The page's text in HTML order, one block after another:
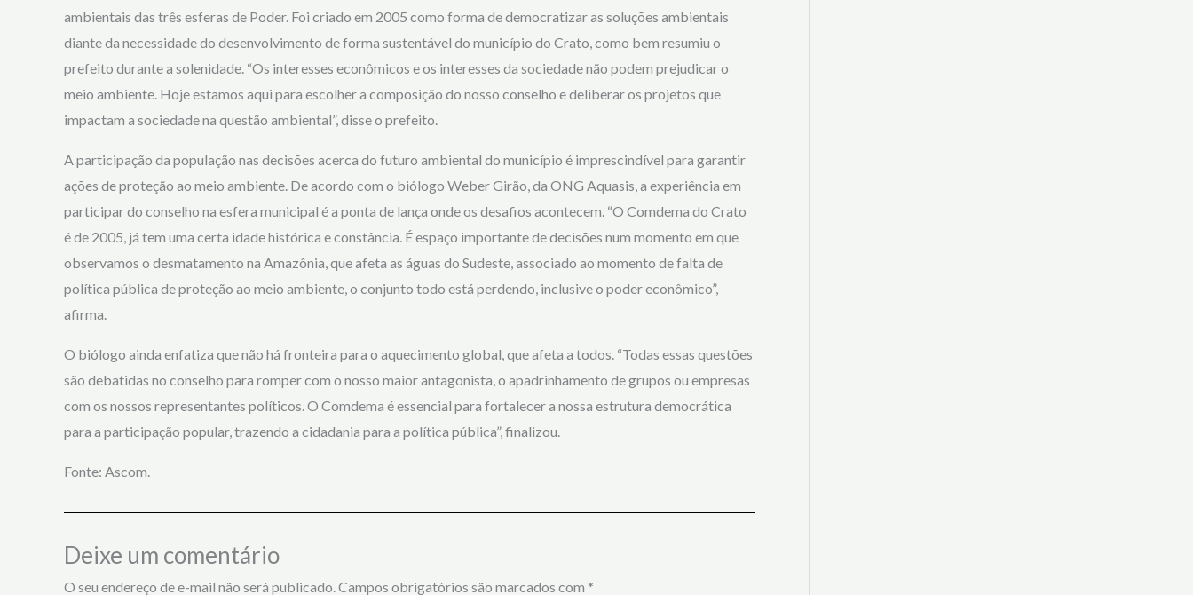
ambientais das três esferas de Poder. Foi criado em 2005 como forma de democratizar as soluções ambientais
diante da necessidade do desenvolvimento de forma sustentável do município do Crato, como bem resumiu o
prefeito durante a solenidade. “Os interesses econômicos e os interesses da sociedade não podem prejudicar o
meio ambiente. Hoje estamos aqui para escolher a composição do nosso conselho e deliberar os projetos que
impactam a sociedade na questão ambiental”, disse o prefeito.
A participação da população nas decisões acerca do futuro ambiental do município é imprescindível para garantir
ações de proteção ao meio ambiente. De acordo com o biólogo Weber Girão, da ONG Aquasis, a experiência em
participar do conselho na esfera municipal é a ponta de lança onde os desafios acontecem. “O Comdema do Crato
é de 2005, já tem uma certa idade histórica e constância. É espaço importante de decisões num momento em que
observamos o desmatamento na Amazônia, que afeta as águas do Sudeste, associado ao momento de falta de
política pública de proteção ao meio ambiente, o conjunto todo está perdendo, inclusive o poder econômico”,
afirma.
O biólogo ainda enfatiza que não há fronteira para o aquecimento global, que afeta a todos. “Todas essas questões
são debatidas no conselho para romper com o nosso maior antagonista, o apadrinhamento de grupos ou empresas
com os nossos representantes políticos. O Comdema é essencial para fortalecer a nossa estrutura democrática
para a participação popular, trazendo a cidadania para a política pública”, finalizou.
Fonte: Ascom.
Deixe um comentário
O seu endereço de e-mail não será publicado.Campos obrigatórios são marcados com *